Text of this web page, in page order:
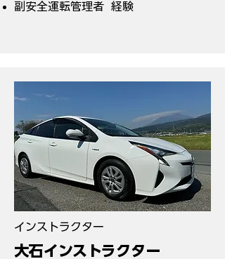
副安全運転管理者 経験
​インストラクター
大石インストラクター